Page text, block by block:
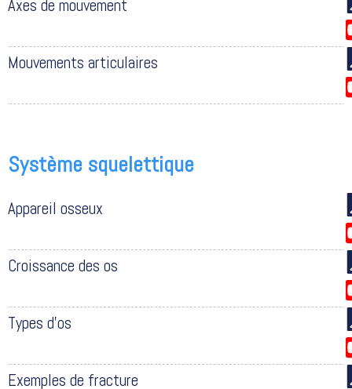
Axes de mouvement
Mouvements articulaires
Système squelettique
Appareil osseux
Croissance des os
Types d’os
Exemples de fracture